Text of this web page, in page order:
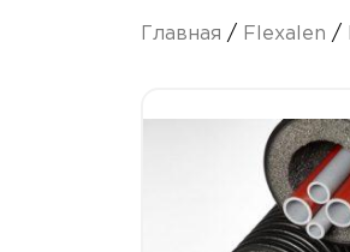
Главная / Flexalen /